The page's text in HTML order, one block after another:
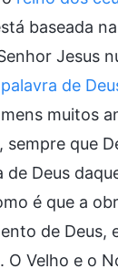
baseada
Jesus
palavra de
muitos
sempre que
de Deus
é que a
de
O Velho e o